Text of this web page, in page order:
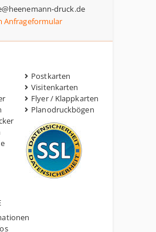
druck.de
Anfrageformular
Postkarten
Visitenkarten
Flyer / Klappkarten
Planodruckbögen